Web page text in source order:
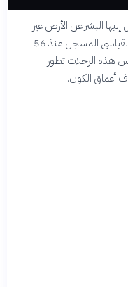
البشر عن الأرض عبر
التاريخ، حيث حطمت مهمة أرتميس 2 الرقم القياسي المسجل منذ 56
تعكس هذه الرحلات تطور
أعماق الكون.